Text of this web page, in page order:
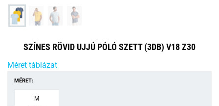
SZÍNES RÖVID UJJÚ PÓLÓ SZETT (3DB) V18 Z30
Méret táblázat
MÉRET:
M